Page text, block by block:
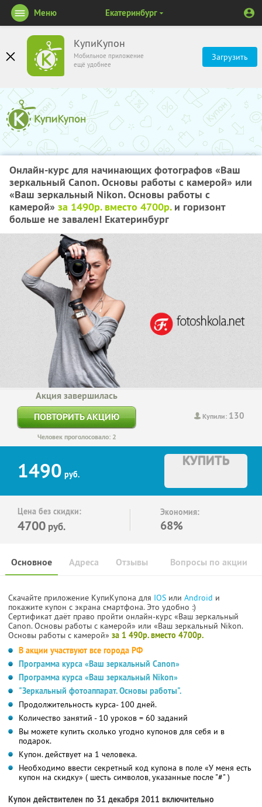
КупиКупон
Мобильное приложение
ещё удобнее
Загрузить
Меню Екатеринбург
Онлайн-курс для начинающих фотографов «Ваш
зеркальный Canon. Основы работы с камерой» или
«Ваш зеркальный Nikon. Основы работы с
камерой» за 1490р. вместо 4700р.и горизонт
больше не завален! Екатеринбург
Купили: 130
Акция завершилась
ПОВТОРИТЬ АКЦИЮ
Человек проголосовало: 2
1490 руб.
КУПИТЬ
Цена без скидки:
4700 руб.
Экономия:
68%
Основное Отзывы Вопросы по акции
Адреса
Скачайте приложение КупиКупона для IOS или Android и
покажите купон с экрана смартфона. Это удобно :)
Сертификат даёт право пройти онлайн-курс «Ваш зеркальный
Canon. Основы работы с камерой» или «Ваш зеркальный Nikon.
Основы работы с камерой» за 1 490р. вместо 4700р.
В акции участвуют все города РФ
Программа курса «Ваш зеркальный Canon»
Программа курса «Ваш зеркальный Nikon»
"Зеркальный фотоаппарат. Основы работы".
Продолжительность курса- 100 дней.
Количество занятий - 10 уроков = 60 заданий
Вы можете купить сколько угодно купонов для себя и в
подарок.
Купон. действует на 1 человека.
Необходимо ввести секретный код купона в поле «У меня есть
купон на скидку» ( шесть символов, указанные после "#" )
Купон действителен по 31 декабря 2011 включительно